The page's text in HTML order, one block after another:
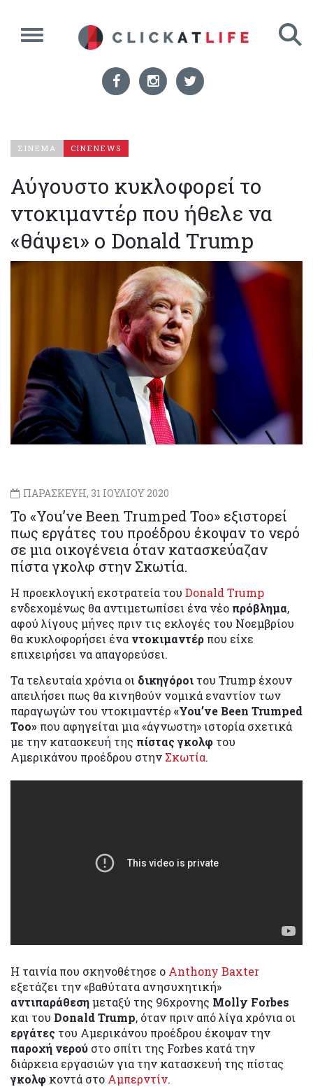
ΣΙΝΕΜΑ CINENEWS
Αύγουστο κυκλοφορεί το
ντοκιμαντέρ που ήθελε να
«θάψει» ο Donald Trump
ΠΑΡΑΣΚΕΥΗ, 31 ΙΟΥΛΙΟΥ 2020
Το «You’ve Been Trumped Too» εξιστορεί
πως εργάτες του προέδρου έκοψαν το νερό
σε μια οικογένεια όταν κατασκεύαζαν
πίστα γκολφ στην Σκωτία.
Η προεκλογική εκστρατεία του Donald Trump
ενδεχομένως θα αντιμετωπίσει ένα νέο πρόβλημα,
αφού λίγους μήνες πριν τις εκλογές του Νοεμβρίου
θα κυκλοφορήσει ένα ντοκιμαντέρ που είχε
επιχειρήσει να απαγορεύσει.
Τα τελευταία χρόνια οι δικηγόροι του Trump έχουν
απειλήσει πως θα κινηθούν νομικά εναντίον των
παραγωγών του ντοκιμαντέρ «You’ve Been Trumped
Too» που αφηγείται μια «άγνωστη» ιστορία σχετικά
με την κατασκευή της πίστας γκολφ του
Αμερικάνου προέδρου στην Σκωτία.
Η ταινία που σκηνοθέτησε ο Anthony Baxter
εξετάζει την «βαθύτατα ανησυχητική»
αντιπαράθεσημεταξύ της 96χρονης Molly Forbes
και του Donald Trump, όταν πριν από λίγα χρόνια οι
εργάτες του Αμερικάνου προέδρου έκοψαν την
παροχή νερού στο σπίτι της Forbes κατά την
διάρκεια εργασιών για την κατασκευή της πίστας
γκολφ κοντά στο Αμπερντίν.